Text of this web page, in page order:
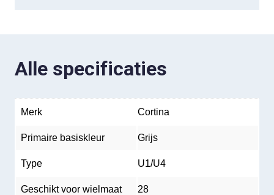
Alle specificaties
Merk Cortina
Primaire basiskleur Grijs
Type U1/U4
Geschikt voor wielmaat 28